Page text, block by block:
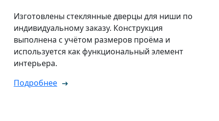
Изготовлены стеклянные дверцы для ниши по
индивидуальному заказу. Конструкция
выполнена с учётом размеров проёма и
используется как функциональный элемент
интерьера.
Подробнее